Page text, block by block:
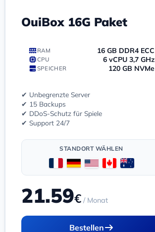
OuiBox 16G Paket
RAM 16 GB DDR4 ECC
CPU 6 vCPU 3,7 GHz
SPEICHER 120 GB NVMe
✔ Unbegrenzte Server
✔ 15 Backups
✔ DDoS-Schutz für Spiele
✔ Support 24/7
STANDORT WÄHLEN
21.59€ / Monat
Bestellen